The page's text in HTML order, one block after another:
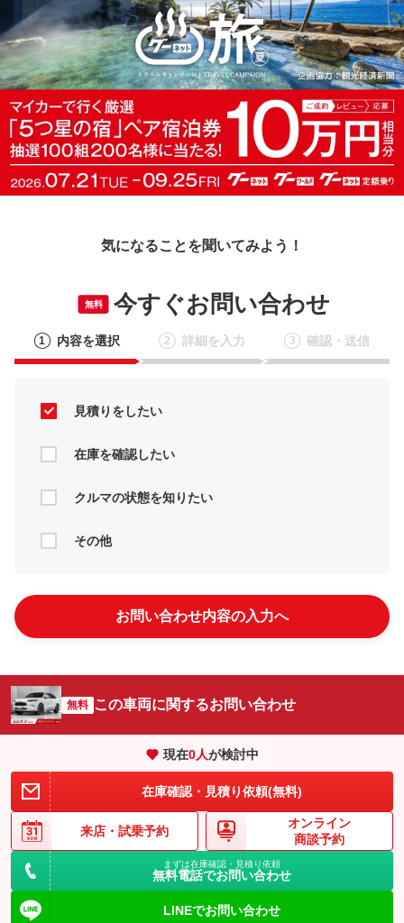
気になることを聞いてみよう！
無料 今すぐお問い合わせ
1 内容を選択 2 詳細を入力 3 確認・送信
見積りをしたい
在庫を確認したい
クルマの状態を知りたい
その他
お問い合わせ内容の入力へ
無料 この車両に関するお問い合わせ
現在0人が検討中
在庫確認・見積り依頼(無料)
来店・ 試乗予約
オンライン
商談予約
まずは在庫確認・見積り依頼
無料電話でお問い合わせ
LINEでお問い合わせ